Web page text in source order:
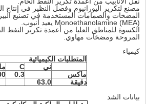
مصنع لتكرير اليورانيوم وفصل النظير في إنتاج
المضخات والصمامات المستخدمة في تصنيع
Monoethanolamine (MEA) يعيد أنبوب.
الكسوة للمناطق العليا من أعمدة تكرير النفط
المروحة ومضخات مهاوي.
كيمياء
المتطلبات الكيميائية
ني
C
ماكس
0.3
دقيقة
63.0
بيانات الشد